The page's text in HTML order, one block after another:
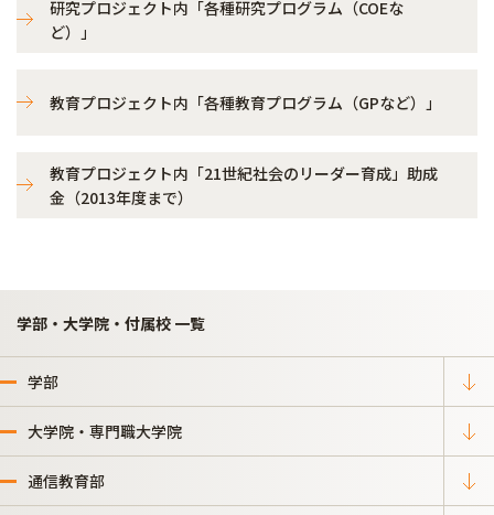
研究プロジェクト内「各種研究プログラム（COEな
ど）」
教育プロジェクト内「各種教育プログラム（GPなど）」
教育プロジェクト内「21世紀社会のリーダー育成」助成
金（2013年度まで）
学部・大学院・付属校 一覧
学部
大学院・専門職大学院
通信教育部